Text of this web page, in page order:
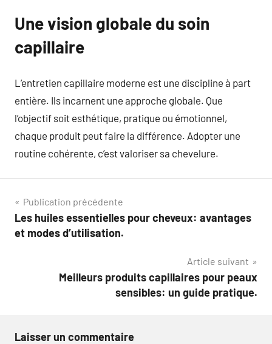
Une vision globale du soin
capillaire
L’entretien capillaire moderne est une discipline à part
entière. Ils incarnent une approche globale. Que
l’objectif soit esthétique, pratique ou émotionnel,
chaque produit peut faire la différence. Adopter une
routine cohérente, c’est valoriser sa chevelure.
Navigation
de
Publication précédente
Les huiles essentielles pour cheveux: avantages
et modes d’utilisation.
Article suivant
Meilleurs produits capillaires pour peaux
sensibles: un guide pratique.
Laisser un commentaire